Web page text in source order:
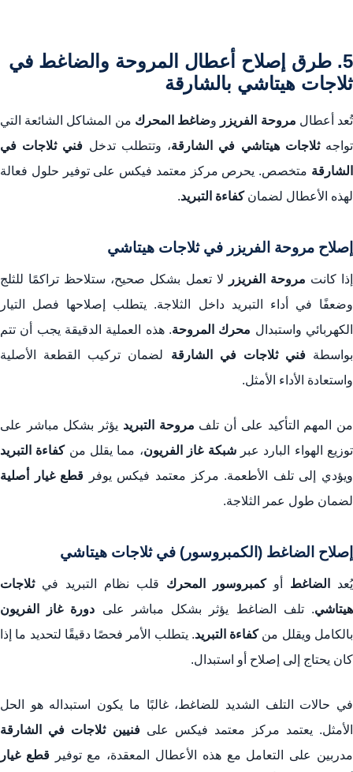
5. طرق إصلاح أعطال المروحة والضاغط في
ثلاجات هيتاشي بالشارقة
تُعد أعطال مروحة الفريزر وضاغط المحرك من المشاكل الشائعة التي
تواجهثلاجات هيتاشي في الشارقة، وتتطلب تدخل فني ثلاجات في
الشارقة متخصص. يحرص مركز معتمد فيكس على توفير حلول فعالة
لهذه الأعطال لضمانكفاءة التبريد.
إصلاح مروحة الفريزر في ثلاجات هيتاشي
إذا كانت مروحة الفريزر
لا تعمل بشكل صحيح، ستلاحظ تراكمًا للثلج
وضعفًا في أداء التبريد داخل الثلاجة. يتطلب إصلاحها فصل التيار
الكهربائي واستبدال محرك المروحة. هذه العملية الدقيقة يجب أن تتم
بواسطةفني ثلاجات في الشارقة لضمان تركيب القطعة الأصلية
واستعادة الأداء الأمثل.
من المهم التأكيد على أن تلف مروحة التبريد يؤثر بشكل مباشر على
توزيع الهواء البارد عبرشبكة غاز الفريون، مما يقلل منكفاءة التبريد
ويؤدي إلى تلف الأطعمة. مركز معتمد فيكس يوفر قطع غيار أصلية
لضمان طول عمر الثلاجة.
إصلاح الضاغط (الكمبروسور) في ثلاجات هيتاشي
يُعد الضاغط أوكمبروسور المحرك قلب نظام التبريد فيثلاجات
هيتاشي. تلف الضاغط يؤثر بشكل مباشر على دورة غاز الفريون
بالكامل ويقلل منكفاءة التبريد. يتطلب الأمر فحصًا دقيقًا لتحديد ما إذا
كان يحتاج إلى إصلاح أو استبدال.
في حالات التلف الشديد للضاغط، غالبًا ما يكون استبداله هو الحل
الأمثل. يعتمد مركز معتمد فيكس علىفنيين ثلاجات في الشارقة
مدربين على التعامل مع هذه الأعطال المعقدة، مع توفيرقطع غيار